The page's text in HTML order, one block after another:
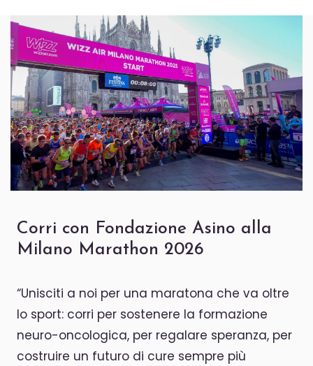
Corri con Fondazione Asino alla
Milano Marathon 2026
“Unisciti a noi per una maratona che va oltre
lo sport: corri per sostenere la formazione
neuro-oncologica, per regalare speranza, per
costruire un futuro di cure sempre più